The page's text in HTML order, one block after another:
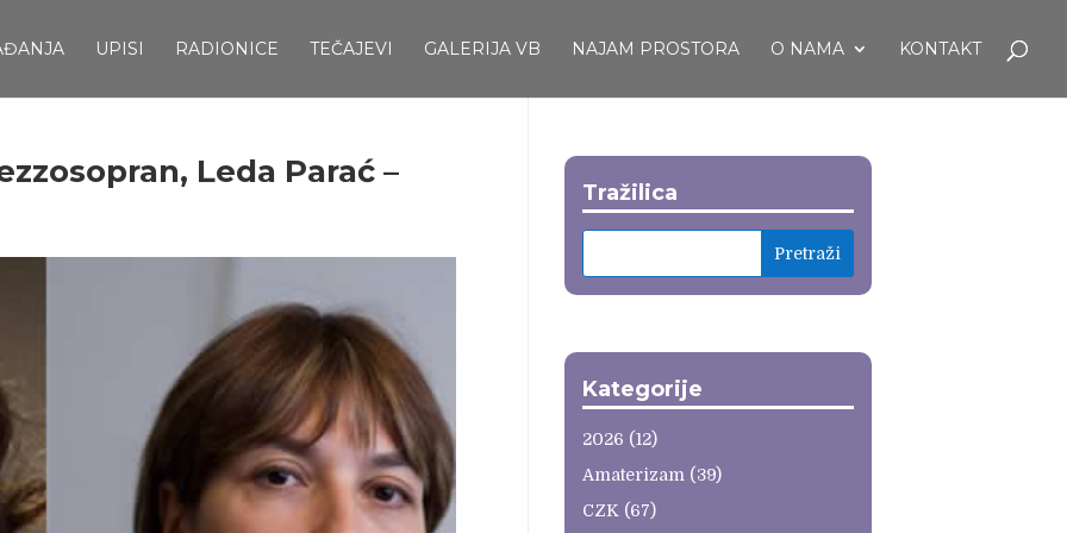
UPISI RADIONICE TEČAJEVI GALERIJA VB NAJAM PROSTORA O NAMA KONTAKT
Leda Parać –
Tražilica
Kategorije
2026 (12)
Amaterizam (39)
CZK (67)